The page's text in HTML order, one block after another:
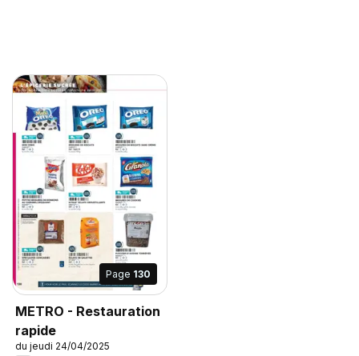
Page 130
METRO - Restauration
rapide
du jeudi 24/04/2025